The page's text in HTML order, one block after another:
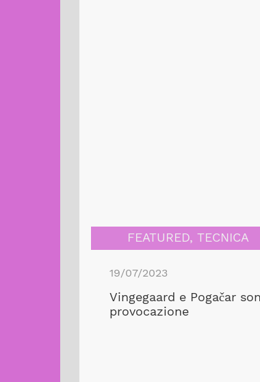
FEATURED, TECNICA
19/07/2023
Vingegaard e Pogačar
provocazione